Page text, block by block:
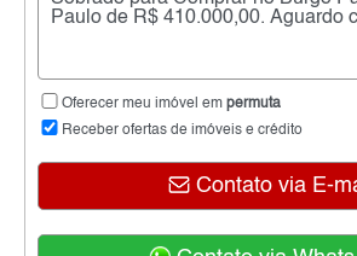
Oferecer meu imóvel em permuta
Receber ofertas de imóveis e crédito
Contato via E-